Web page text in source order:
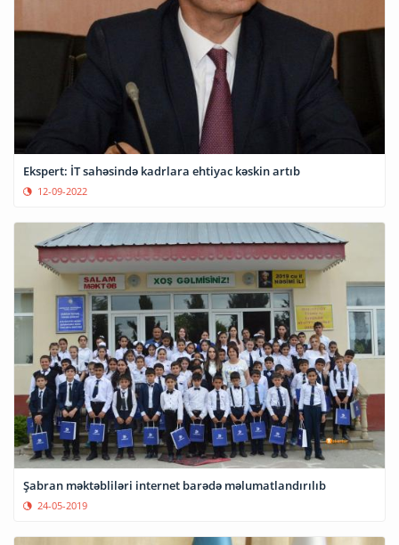
Ekspert: İT sahəsində kadrlara ehtiyac kəskin artıb
12-09-2022
Şabran məktəbliləri internet barədə məlumatlandırılıb
24-05-2019